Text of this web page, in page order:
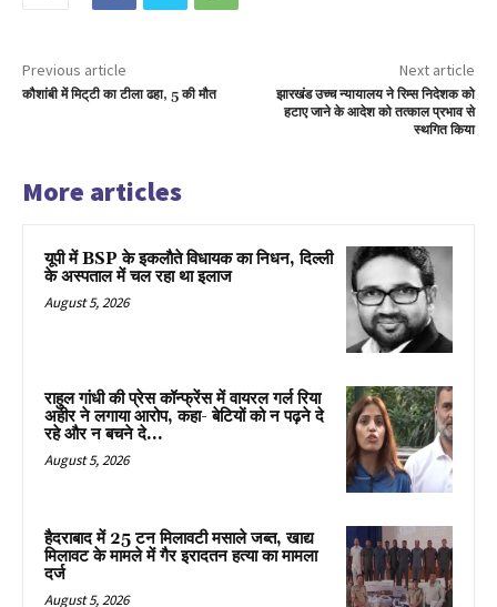
Previous article
कौशांबी में मिट्‌टी का टीला ढहा, 5 की मौत
Next article
झारखंड उच्च न्यायालय ने रिम्स निदेशक को
हटाए जाने के आदेश को तत्काल प्रभाव से
स्थगित किया
More articles
यूपी में BSP के इकलाैते विधायक का निधन, दिल्ली
के अस्पताल में चल रहा था इलाज
August 5, 2026
राहुल गांधी की प्रेस कॉन्फ्रेंस में वायरल गर्ल रिया
अहीर ने लगाया आरोप, कहा- बेटियों को न पढ़ने दे
रहे और न बचने दे...
August 5, 2026
हैदराबाद में 25 टन मिलावटी मसाले जब्त, खाद्य
मिलावट के मामले में गैर इरादतन हत्या का मामला
दर्ज
August 5, 2026